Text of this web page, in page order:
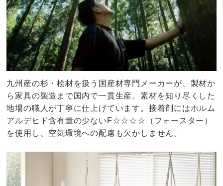
九州産の杉・桧材を扱う国産材専門メーカーが、製材か
ら家具の製造まで国内で一貫生産。素材を知り尽くした
地場の職人が丁寧に仕上げています。接着剤にはホルム
アルデヒド含有量の少ないF☆☆☆☆（フォースター）
を使用し、空気環境への配慮も欠かしません。